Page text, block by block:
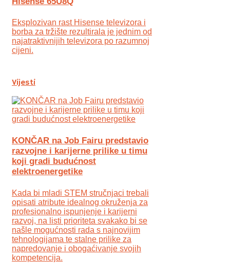
Eksplozivan rast Hisense televizora i
borba za tržište rezultirala je jednim od
najatraktivnijih televizora po razumnoj
cijeni.
Vijesti
KONČAR na Job Fairu predstavio
razvojne i karijerne prilike u timu
koji gradi budućnost
elektroenergetike
Kada bi mladi STEM stručnjaci trebali
opisati atribute idealnog okruženja za
profesionalno ispunjenje i karijerni
razvoj, na listi prioriteta svakako bi se
našle mogućnosti rada s najnovijim
tehnologijama te stalne prilike za
napredovanje i obogaćivanje svojih
kompetencija.